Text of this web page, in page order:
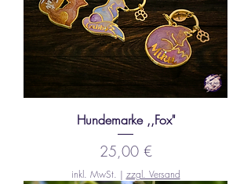
Hundemarke ,,Fox"
Preis
25,00 €
inkl. MwSt. | zzgl. Versand